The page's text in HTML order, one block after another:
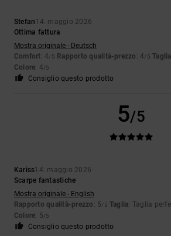
Stefan14. maggio 2026
Ottima fattura
Mostra originale - Deutsch
Comfort: 4/5 Rapporto qualità-prezzo : 4/5 Taglia
Colore: 4/5
Consiglio questo prodotto
5/5
Kariss14. maggio 2026
Scarpe fantastiche
Mostra originale - English
Rapporto qualità-prezzo : 5/5 Taglia: Taglia
Colore: 5/5
Consiglio questo prodotto